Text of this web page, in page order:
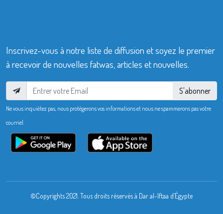
Inscrivez-vous à notre liste de diffusion et soyez le premier
à recevoir de nouvelles fatwas, articles et nouvelles.
S'abonner
Ne vous inquiétez pas, nous protégerons vos informations et nous ne spammerons pas votre
courriel.
©Copyrights 2021. Tous droits réservés à Dar al-Iftaa d’Égypte